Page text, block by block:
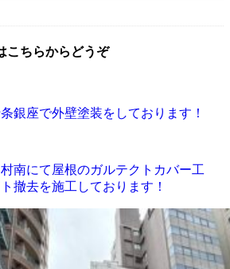
こちらからどうぞ
銀座で外壁塗装をしております！
南にて屋根のガルテクトカバー工
撤去を施工しております！